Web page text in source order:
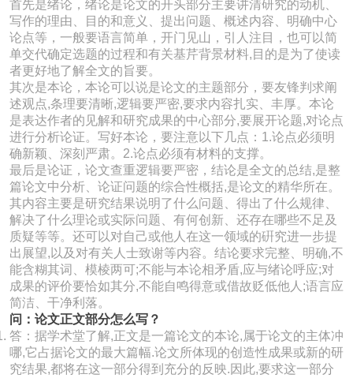
首先是绪论，绪论是论文的开头部分主要讲清研究的动机、
写作的理由、目的和意义、提出问题、概述内容、明确中心
论点等，一般要语言简单，开门见山，引人注目，也可以简
单交代确定选题的过程和有关基芹背景材料,目的是为了使读
者更好地了解全文的旨要。
其次是本论，本论可以说是论文的主题部分，要友锋判求阐
述观点,条理要清晰,逻辑要严密,要求内容扎实、丰厚。本论
是表达作者的见解和研究成果的中心部分,要展开论题,对论点
进行分析论证。写好本论，要注意以下几点：1.论点必须明
确新颖、深刻严肃。2.论点必须有材料的支撑。
最后是论证，论文查重逻辑要严密，结论是全文的总结,是整
篇论文中分析、论证问题的综合性概括,是论文的精华所在。
其内容主要是研究结果说明了什么问题、得出了什么规律、
解决了什么理论或实际问题、有何创新、还存在哪些不足及
质疑等等。还可以对自己或他人在这一领域的硏究进一步提
出展望,以及对有关人士致谢等内容。结论要求完整、明确,不
能含糊其词、模棱两可;不能与本论相矛盾,应与绪论呼应;对
成果的评价要恰如其分,不能自鸣得意或借故贬低他人;语言应
简洁、干净利落。
问：论文正文部分怎么写？
答：据学术堂了解,正文是一篇论文的本论,属于论文的主体冲
哪,它占据论文的最大篇幅.论文所体现的创造性成果或新的研
究结果,都将在这一部分得到充分的反映.因此,要求这一部分